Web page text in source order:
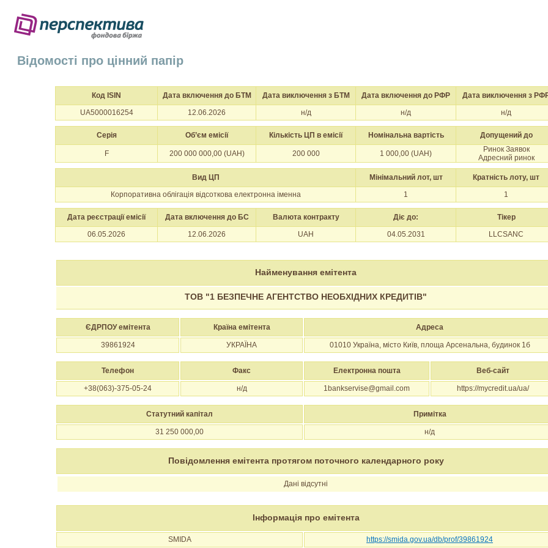
Відомості про цінний папір
Код ISIN Дата включення до БТМ Дата виключення з БТМ Дата включення до РФР
Дата виключення з
UA5000016254
12.06.2026 н/д н/д н/д
Серія Об’єм емісії Кількість ЦП в емісії Номінальна вартість Допущений до
F 200 000 000,00 (UAH) 200 000 1 000,00 (UAH)
Ринок Заявок
Адресний ринок
Вид ЦП Мінімальний лот, шт
Кратність лоту, шт
Корпоративна облігація відсоткова електронна іменна
1 1
Дата реєстрації емісії Дата включення до БС Валюта контракту Діє до:
Тікер
06.05.2026
12.06.2026 UAH 04.05.2031 LLCSANC
Найменування емітента
ТОВ "1 БЕЗПЕЧНЕ АГЕНТСТВО НЕОБХІДНИХ КРЕДИТІВ"
ЄДРПОУ емітента Країна емітента Адреса
39861924 УКРАЇНА 01010 Україна, місто Київ, площа Арсенальна, будинок 1б
Телефон Факс Електронна пошта Веб-сайт
+38(063)-375-05-24 н/д 1bankservise@gmail.com https://mycredit.ua/ua/
Статутний капітал Примітка
31 250 000,00 н/д
Повідомлення емітента протягом поточного календарного року
Дані відсутні
Інформація про емітента
SMIDA https://smida.gov.ua/db/prof/39861924